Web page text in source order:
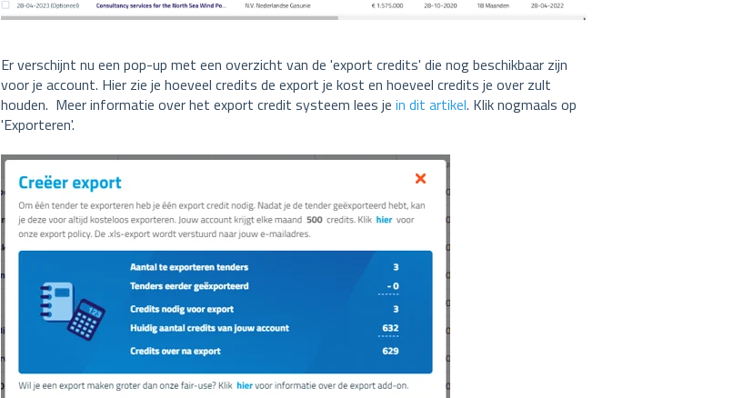
Er verschijnt nu een pop-up met een overzicht van de 'export credits' die nog beschikbaar zijn
voor je account. Hier zie je hoeveel credits de export je kost en hoeveel credits je over zult
houden. Meer informatie over het export credit systeem lees je in dit artikel. Klik nogmaals op
'Exporteren'.